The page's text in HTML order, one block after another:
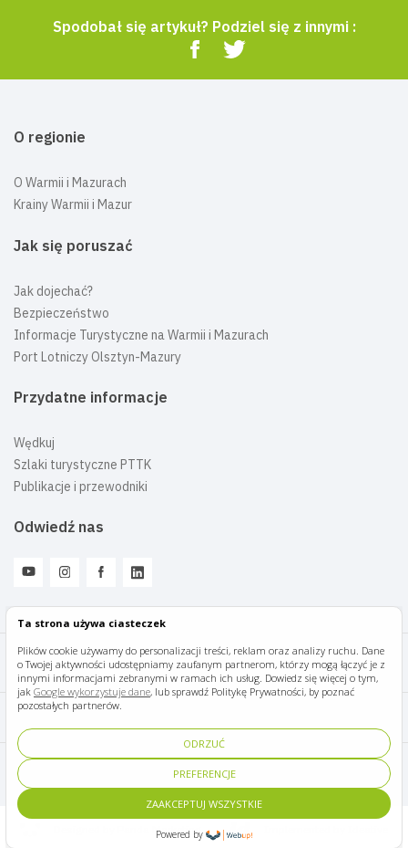
Ta strona używa ciasteczek
Plików cookie używamy do personalizacji treści, reklam oraz analizy ruchu. Dane
o Twojej aktywności udostępniamy zaufanym partnerom, którzy mogą łączyć je z
innymi informacjami zebranymi w ramach ich usług. Dowiedz się więcej o tym,
jak Google wykorzystuje dane, lub sprawdź Politykę Prywatności, by poznać
pozostałych partnerów.
ODRZUĆ
PREFERENCJE
ZAAKCEPTUJ WSZYSTKIE
Powered by
Spodobał się artykuł? Podziel się z innymi :
O regionie
O Warmii i Mazurach
Krainy Warmii i Mazur
Jak się poruszać
Jak dojechać?
Bezpieczeństwo
Informacje Turystyczne na Warmii i Mazurach
Port Lotniczy Olsztyn-Mazury
Przydatne informacje
Wędkuj
Szlaki turystyczne PTTK
Publikacje i przewodniki
Odwiedź nas
Mazury Travel © 2026
Polityka prywatności
Designed by Panda Marketing